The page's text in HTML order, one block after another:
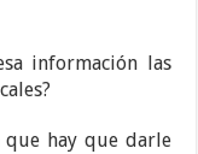
información las
que hay que darle